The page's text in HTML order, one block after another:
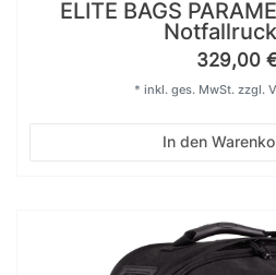
ELITE BAGS
329,00
In den
* inkl. ges. MwSt. zzgl.